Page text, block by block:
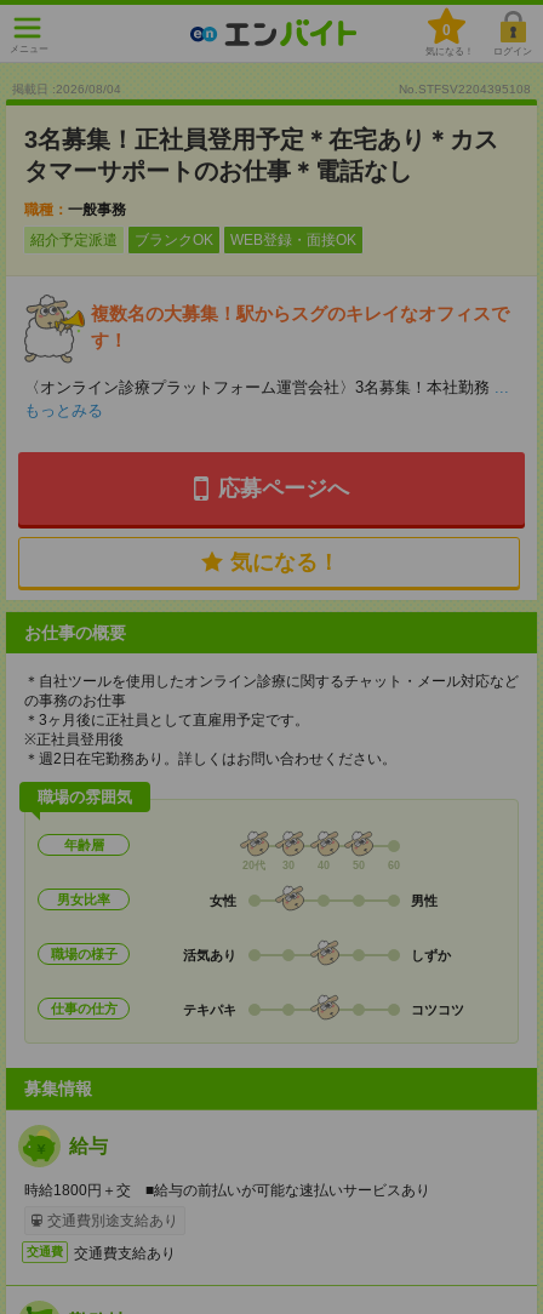
メニュー
0
気になる！ ログイン
掲載日 :2026/08/04 No.STFSV2204395108
3名募集！正社員登用予定＊在宅あり＊カス
タマーサポートのお仕事＊電話なし
職種： 一般事務
紹介予定派遣
ブランクOK WEB登録・面接OK
複数名の大募集！駅からスグのキレイなオフィスで
す！
〈オンライン診療プラットフォーム運営会社〉3名募集！本社勤務 ...
もっとみる
応募ページへ
気になる！
お仕事の概要
＊自社ツールを使用したオンライン診療に関するチャット・メール対応など
の事務のお仕事
＊3ヶ月後に正社員として直雇用予定です。
※正社員登用後
＊週2日在宅勤務あり。詳しくはお問い合わせください。
職場の雰囲気
年齢層
20代 30 40 50 60
男女比率 女性 男性
職場の様子 活気あり しずか
仕事の仕方 テキパキ コツコツ
募集情報
給与
時給1800円＋交 ■給与の前払いが可能な速払いサービスあり
交通費別途支給あり
交通費 交通費支給あり